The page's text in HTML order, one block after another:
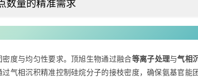
数量的精准需求
度与均匀性要求。顶旭生物通过融合等离子处理与气相
气相沉积精准控制硅烷分子的接枝密度，确保氨基官能